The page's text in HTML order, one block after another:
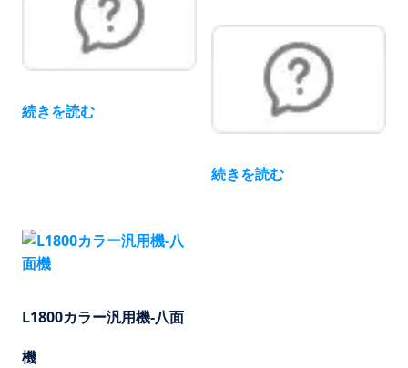
続きを読む
続きを読む
L1800カラー汎用機-八面
機